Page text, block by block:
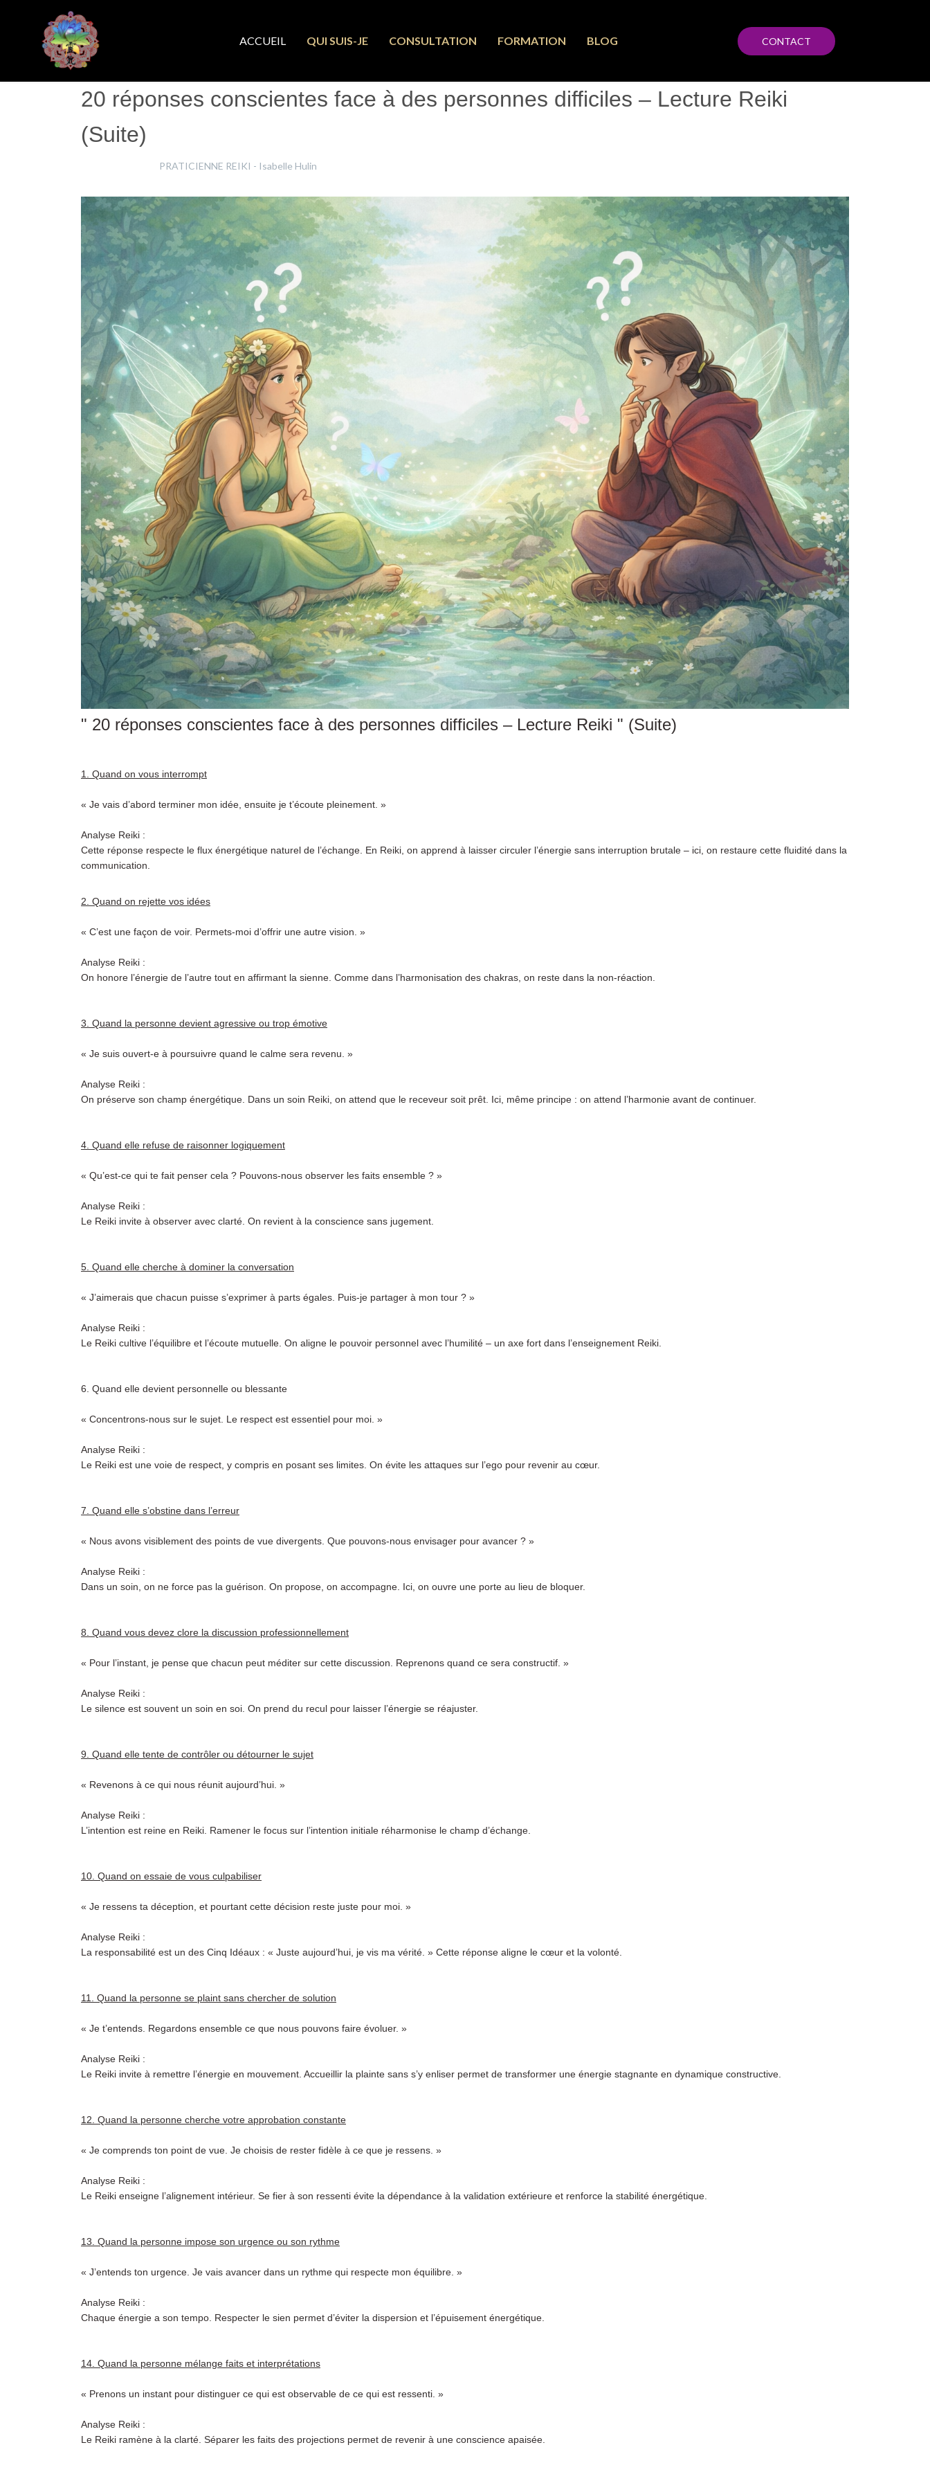
ACCUEIL QUI SUIS-JE CONSULTATION FORMATION BLOG CONTACT
20 réponses conscientes face à des personnes difficiles – Lecture Reiki
(Suite)
PRATICIENNE REIKI - Isabelle Hulin
" 20 réponses conscientes face à des personnes difficiles – Lecture Reiki " (Suite)
1. Quand on vous interrompt
« Je vais d’abord terminer mon idée, ensuite je t’écoute pleinement. »
Analyse Reiki :
Cette réponse respecte le flux énergétique naturel de l’échange. En Reiki, on apprend à laisser circuler l’énergie sans interruption brutale – ici, on restaure cette fluidité dans la
communication.
2. Quand on rejette vos idées
« C’est une façon de voir. Permets-moi d’offrir une autre vision. »
Analyse Reiki :
On honore l’énergie de l’autre tout en affirmant la sienne. Comme dans l’harmonisation des chakras, on reste dans la non-réaction.
3. Quand la personne devient agressive ou trop émotive
« Je suis ouvert-e à poursuivre quand le calme sera revenu. »
Analyse Reiki :
On préserve son champ énergétique. Dans un soin Reiki, on attend que le receveur soit prêt. Ici, même principe : on attend l’harmonie avant de continuer.
4. Quand elle refuse de raisonner logiquement
« Qu’est-ce qui te fait penser cela ? Pouvons-nous observer les faits ensemble ? »
Analyse Reiki :
Le Reiki invite à observer avec clarté. On revient à la conscience sans jugement.
5. Quand elle cherche à dominer la conversation
« J’aimerais que chacun puisse s’exprimer à parts égales. Puis-je partager à mon tour ? »
Analyse Reiki :
Le Reiki cultive l’équilibre et l’écoute mutuelle. On aligne le pouvoir personnel avec l’humilité – un axe fort dans l’enseignement Reiki.
6. Quand elle devient personnelle ou blessante
« Concentrons-nous sur le sujet. Le respect est essentiel pour moi. »
Analyse Reiki :
Le Reiki est une voie de respect, y compris en posant ses limites. On évite les attaques sur l’ego pour revenir au cœur.
7. Quand elle s’obstine dans l’erreur
« Nous avons visiblement des points de vue divergents. Que pouvons-nous envisager pour avancer ? »
Analyse Reiki :
Dans un soin, on ne force pas la guérison. On propose, on accompagne. Ici, on ouvre une porte au lieu de bloquer.
8. Quand vous devez clore la discussion professionnellement
« Pour l’instant, je pense que chacun peut méditer sur cette discussion. Reprenons quand ce sera constructif. »
Analyse Reiki :
Le silence est souvent un soin en soi. On prend du recul pour laisser l’énergie se réajuster.
9. Quand elle tente de contrôler ou détourner le sujet
« Revenons à ce qui nous réunit aujourd’hui. »
Analyse Reiki :
L’intention est reine en Reiki. Ramener le focus sur l’intention initiale réharmonise le champ d’échange.
10. Quand on essaie de vous culpabiliser
« Je ressens ta déception, et pourtant cette décision reste juste pour moi. »
Analyse Reiki :
La responsabilité est un des Cinq Idéaux : « Juste aujourd’hui, je vis ma vérité. » Cette réponse aligne le cœur et la volonté.
11. Quand la personne se plaint sans chercher de solution
« Je t’entends. Regardons ensemble ce que nous pouvons faire évoluer. »
Analyse Reiki :
Le Reiki invite à remettre l’énergie en mouvement. Accueillir la plainte sans s’y enliser permet de transformer une énergie stagnante en dynamique constructive.
12. Quand la personne cherche votre approbation constante
« Je comprends ton point de vue. Je choisis de rester fidèle à ce que je ressens. »
Analyse Reiki :
Le Reiki enseigne l’alignement intérieur. Se fier à son ressenti évite la dépendance à la validation extérieure et renforce la stabilité énergétique.
13. Quand la personne impose son urgence ou son rythme
« J’entends ton urgence. Je vais avancer dans un rythme qui respecte mon équilibre. »
Analyse Reiki :
Chaque énergie a son tempo. Respecter le sien permet d’éviter la dispersion et l’épuisement énergétique.
14. Quand la personne mélange faits et interprétations
« Prenons un instant pour distinguer ce qui est observable de ce qui est ressenti. »
Analyse Reiki :
Le Reiki ramène à la clarté. Séparer les faits des projections permet de revenir à une conscience apaisée.